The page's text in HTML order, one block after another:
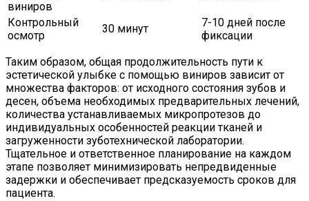
виниров
Контрольный
осмотр
30 минут
7-10 дней после
фиксации
Таким образом, общая продолжительность пути к
эстетической улыбке с помощью виниров зависит от
множества факторов: от исходного состояния зубов и
десен, объема необходимых предварительных лечений,
количества устанавливаемых микропротезов до
индивидуальных особенностей реакции тканей и
загруженности зуботехнической лаборатории.
Тщательное и ответственное планирование на каждом
этапе позволяет минимизировать непредвиденные
задержки и обеспечивает предсказуемость сроков для
пациента.